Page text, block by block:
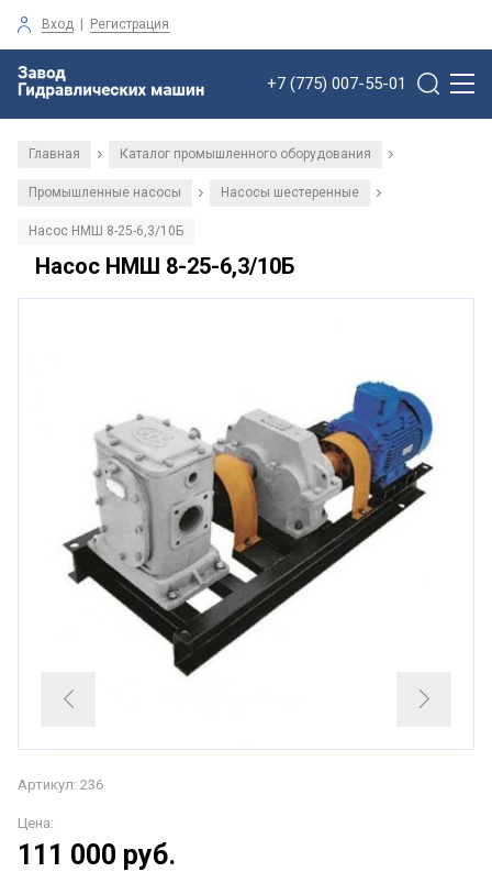
Вход | Регистрация
+7 (775) 007-55-01
Главная / Каталог промышленного оборудования /
Промышленные насосы / Насосы шестеренные /
Насос НМШ 8-25-6,3/10Б
Насос НМШ 8-25-6,3/10Б
Артикул: 236
Цена:
111 000 руб.